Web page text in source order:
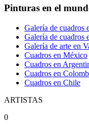
Pinturas en el
Galería de cuadros
Galería de cuadros
Galería de arte en
Cuadros en México
Cuadros en
Cuadros en
Cuadros en Chile
ARTISTAS
0